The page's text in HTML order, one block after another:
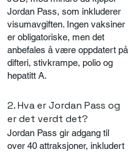
Jordan Pass, som inkluderer
visumavgiften. Ingen vaksiner
er obligatoriske, men det
anbefales å være oppdatert på
difteri, stivkrampe, polio og
hepatitt A.
2. Hva er Jordan Pass og
er det verdt det?
Jordan Pass gir adgang til
over 40 attraksjoner, inkludert